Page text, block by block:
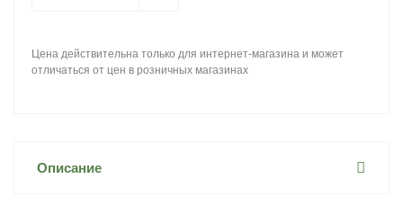
Цена действительна только для интернет-магазина и может
отличаться от цен в розничных магазинах
Описание